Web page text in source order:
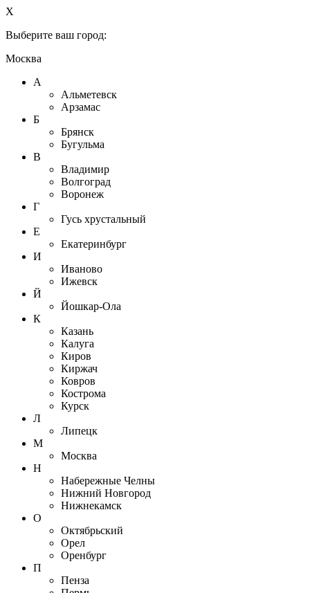
X
Выберите ваш город:
Москва
А
Альметевск
Арзамас
Б
Брянск
Бугульма
В
Владимир
Волгоград
Воронеж
Г
Гусь хрустальный
Е
Екатеринбург
И
Иваново
Ижевск
Й
Йошкар-Ола
К
Казань
Калуга
Киров
Киржач
Ковров
Кострома
Курск
Л
Липецк
М
Москва
Н
Набережные Челны
Нижний Новгород
Нижнекамск
О
Октябрьский
Орел
Оренбург
П
Пенза